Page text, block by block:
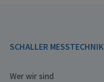
SCHALLER MESSTECHNIK
Wer wir sind